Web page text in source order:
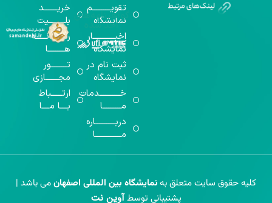
تقویــــــــــم
نمایشگاه
اخبــــــــــــار
نمایشگاه
ثبت نام در
نمایشگاه
خـــــــــــدمات
مــــــــــا
دربـــــــــــاره
مــــــــــــــا
خریـــــــد
بلـــــــــیت
رســـــانــــــه
هـــــــــا
تـــــــــور
مجـــــــازی
ارتــــــباط
بــــا مــــا
گواهینامه‌های
اخذ شده
کلیه حقوق سایت متعلق بهنمایشگاه بین المللی اصفهانمی باشد |
پشتیبانی توسطآوین نت